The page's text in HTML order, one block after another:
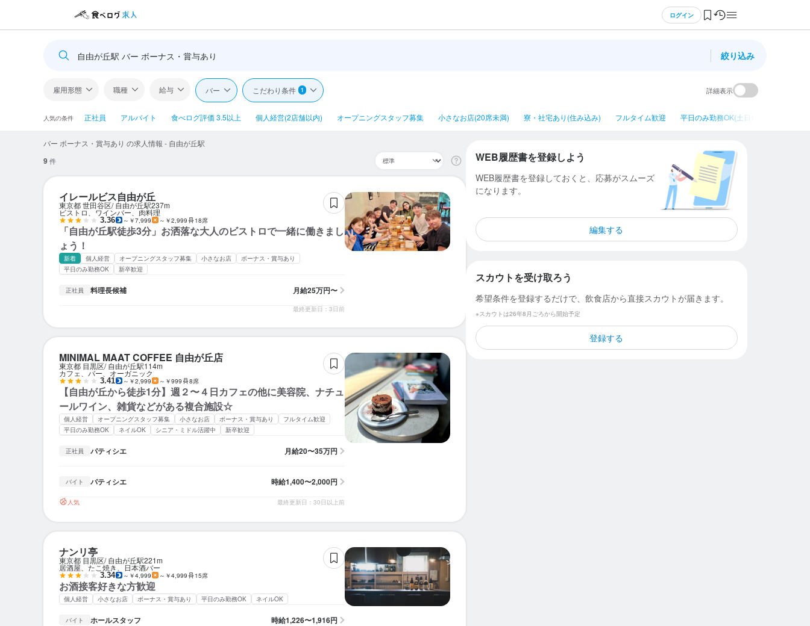
ログイン
自由が丘駅 バー ボーナス・賞与あり 絞り込み
雇用形態 職種 給与 バー こだわり条件 1 詳細表示
人気の条件 正社員 アルバイト 食べログ評価 3.5以上 個人経営(2店舗以内) オープニングスタッフ募集 小さなお店(20席未満) 寮・社宅あり(住み込み) フルタイム歓迎 平日のみ勤務OK(土日休み)
バー ボーナス・賞与あり の求人情報 - 自由が丘駅
9件
イレールビス自由が丘
東京都 世田谷区 自由が丘駅237m
ビストロ、ワインバー、肉料理
3.36 ～￥7,999 ～￥2,999 18席
「自由が丘駅徒歩3分」お洒落な大人のビストロで一緒に働きまし
ょう！
新着 個人経営 オープニングスタッフ募集 小さなお店
ボーナス・賞与あり
平日のみ勤務OK
新卒歓迎
正社員 料理長候補 月給25万円〜
最終更新日：3日前
MINIMAL MAAT COFFEE 自由が丘店
東京都 目黒区 自由が丘駅114m
カフェ、バー、オーガニック
3.41 ～￥2,999 ～￥999 8席
【自由が丘から徒歩1分】週２〜４日カフェの他に美容院、ナチュ
ールワイン、雑貨などがある複合施設☆
個人経営 オープニングスタッフ募集 小さなお店 ボーナス・賞与あり
フルタイム歓迎
平日のみ勤務OK
ネイルOK シニア・ミドル活躍中 新卒歓迎
正社員 パティシエ 月給20〜35万円
バイト パティシエ 時給1,400〜2,000円
人気 最終更新日：30日以上前
ナンリ亭
東京都 目黒区 自由が丘駅221m
居酒屋、たこ焼き、日本酒バー
3.34 ～￥4,999 ～￥4,999 15席
お酒接客好きな方歓迎
個人経営 小さなお店 ボーナス・賞与あり 平日のみ勤務OK ネイルOK
バイト ホールスタッフ 時給1,226〜1,916円
WEB履歴書を登録しよう
WEB履歴書を登録しておくと、応募がスムーズ
になります。
編集する
スカウトを受け取ろう
希望条件を登録するだけで、飲食店から直接スカウトが届きます。
※スカウトは26年8月ごろから開始予定
登録する